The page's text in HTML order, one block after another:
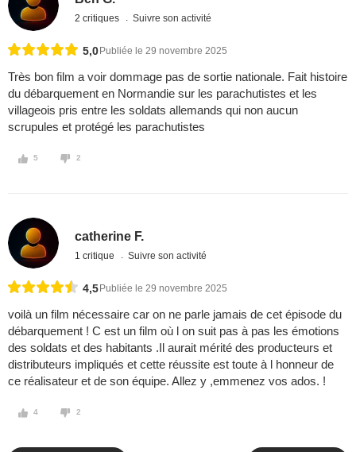
2 critiques Suivre son activité
5,0 Publiée le 29 novembre 2025
Très bon film a voir dommage pas de sortie nationale. Fait histoire
du débarquement en Normandie sur les parachutistes et les
villageois pris entre les soldats allemands qui non aucun
scrupules et protégé les parachutistes
5 2
catherine F.
1 critique Suivre son activité
4,5 Publiée le 29 novembre 2025
voilà un film nécessaire car on ne parle jamais de cet épisode du
débarquement ! C est un film où l on suit pas à pas les émotions
des soldats et des habitants .Il aurait mérité des producteurs et
distributeurs impliqués et cette réussite est toute à l honneur de
ce réalisateur et de son équipe. Allez y ,emmenez vos ados. !
4 2